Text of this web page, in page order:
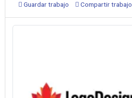
Guardar trabajo
Compartir trabajo